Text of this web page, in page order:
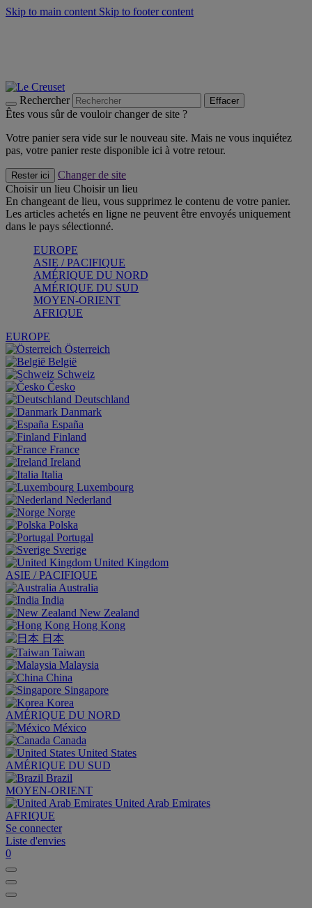
Skip to main content Skip to footer content
Rechercher Effacer
Êtes vous sûr de vouloir changer de site ?
Votre panier sera vide sur le nouveau site. Mais ne vous inquiétez
pas, votre panier reste disponible ici à votre retour.
Rester ici
Changer de site
Choisir un lieu Choisir un lieu
En changeant de lieu, vous supprimez le contenu de votre panier.
Les articles achetés en ligne ne peuvent être envoyés uniquement
dans le pays sélectionné.
EUROPE
ASIE / PACIFIQUE
AMÉRIQUE DU NORD
AMÉRIQUE DU SUD
MOYEN-ORIENT
AFRIQUE
EUROPE
Österreich
België
Schweiz
Česko
Deutschland
Danmark
España
Finland
France
Ireland
Italia
Luxembourg
Nederland
Norge
Polska
Portugal
Sverige
United Kingdom
ASIE / PACIFIQUE
Australia
India
New Zealand
Hong Kong
日本
Taiwan
Malaysia
China
Singapore
Korea
AMÉRIQUE DU NORD
México
Canada
United States
AMÉRIQUE DU SUD
Brazil
MOYEN-ORIENT
United Arab Emirates
AFRIQUE
Se connecter
Liste d'envies
0